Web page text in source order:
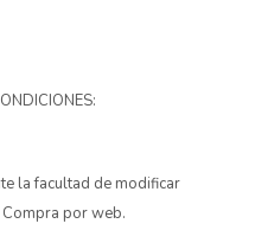
la facultad de modificar
por web.